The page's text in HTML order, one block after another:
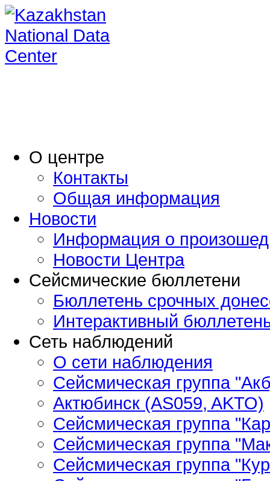
O центре
Контакты
Общая информация
Новости
Информация о
Новости Центра
Сейсмические бюллетени
Бюллетень срочных
Интерактивный
Сеть наблюдений
О сети наблюдения
Сейсмическая группа
Актюбинск (AS059, AKTO)
Сейсмическая группа
Сейсмическая группа
Сейсмическая группа